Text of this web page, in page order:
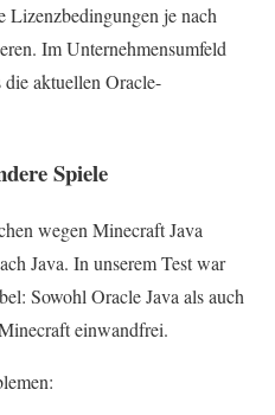
Lizenzbedingungen je nach
Im Unternehmensumfeld
aktuellen Oracle-
Spiele
wegen Minecraft Java
Java. In unserem Test war
Sowohl Oracle Java als auch
einwandfrei.